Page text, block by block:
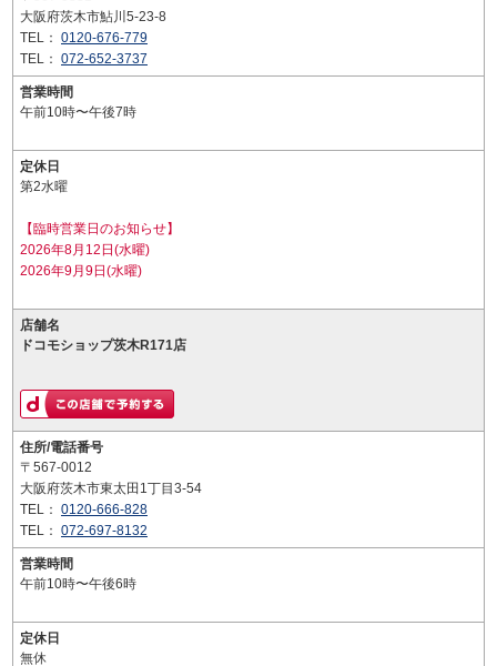
大阪府茨木市鮎川5-23-8
TEL： 0120-676-779
TEL： 072-652-3737
営業時間
午前10時〜午後7時
定休日
第2水曜
【臨時営業日のお知らせ】
2026年8月12日(水曜)
2026年9月9日(水曜)
店舗名
ドコモショップ茨木R171店
住所/電話番号
〒567-0012
大阪府茨木市東太田1丁目3-54
TEL： 0120-666-828
TEL： 072-697-8132
営業時間
午前10時〜午後6時
定休日
無休